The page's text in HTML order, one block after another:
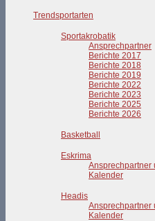
Trendsportarten
Sportakrobatik
Ansprechpartner
Berichte 2017
Berichte 2018
Berichte 2019
Berichte 2022
Berichte 2023
Berichte 2025
Berichte 2026
Basketball
Eskrima
Ansprechpartner
Kalender
Headis
Ansprechpartner
Kalender